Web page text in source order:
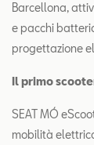
Barcellona,
e pacchi
progettazione
Il primo
SEAT MÓ
mobilità